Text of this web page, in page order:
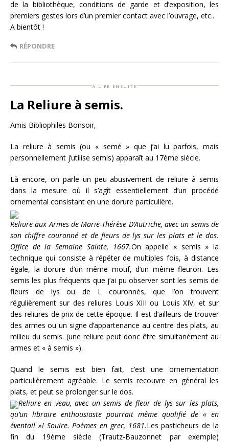
de la bibliothèque, conditions de garde et d’exposition, les
premiers gestes lors d’un premier contact avec l’ouvrage, etc..
A bientôt !
RÉPONDRE
à lire ensuite
La Reliure à semis.
Amis Bibliophiles Bonsoir,
La reliure à semis (ou « semé » que j’ai lu parfois, mais
personnellement j’utilise semis) apparaît au 17ème siècle.
Là encore, on parle un peu abusivement de reliure à semis
dans la mesure où il s’agît essentiellement d’un procédé
ornemental consistant en une dorure particulière.
Reliure aux Armes de Marie-Thérèse D’Autriche, avec un semis de
son chiffre couronné et de fleurs de lys sur les plats et le dos.
Office de la Semaine Sainte, 1667.On appelle « semis » la
technique qui consiste à répéter de multiples fois, à distance
égale, la dorure d’un même motif, d’un même fleuron. Les
semis les plus fréquents que j’ai pu observer sont les semis de
fleurs de lys ou de L couronnés, que l’on trouvent
régulièrement sur des reliures Louis XIII ou Louis XIV, et sur
des reliures de prix de cette époque. Il est d’ailleurs de trouver
des armes ou un signe d’appartenance au centre des plats, au
milieu du semis. (une reliure peut donc être simultanément au
armes et « à semis »).
Quand le semis est bien fait, c’est une ornementation
particulièrement agréable. Le semis recouvre en général les
plats, et peut se prolonger sur le dos.
Reliure en veau, avec un semis de fleur de lys sur les plats,
qu’un libraire enthousiaste pourrait même qualifié de « en
éventail »! Souire. Poèmes en grec, 1681.Les pasticheurs de la
fin du 19ème siècle (Trautz-Bauzonnet par exemple)